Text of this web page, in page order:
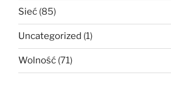
Sieć (85)
Uncategorized (1)
Wolność (71)